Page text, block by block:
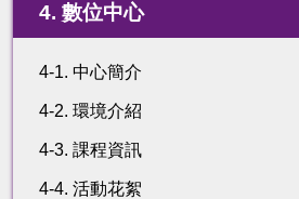
4. 數位中心
4-1. 中心簡介
4-2. 環境介紹
4-3. 課程資訊
4-4. 活動花絮